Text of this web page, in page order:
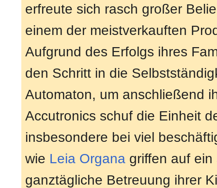
erfreute sich rasch großer
einem der meistverkauften
Aufgrund des Erfolgs ihres
den Schritt in die
Automaton, um anschließend
Accutronics schuf die Einheit
insbesondere bei viel
wie Leia Organa griffen auf
ganztägliche Betreuung ihrer